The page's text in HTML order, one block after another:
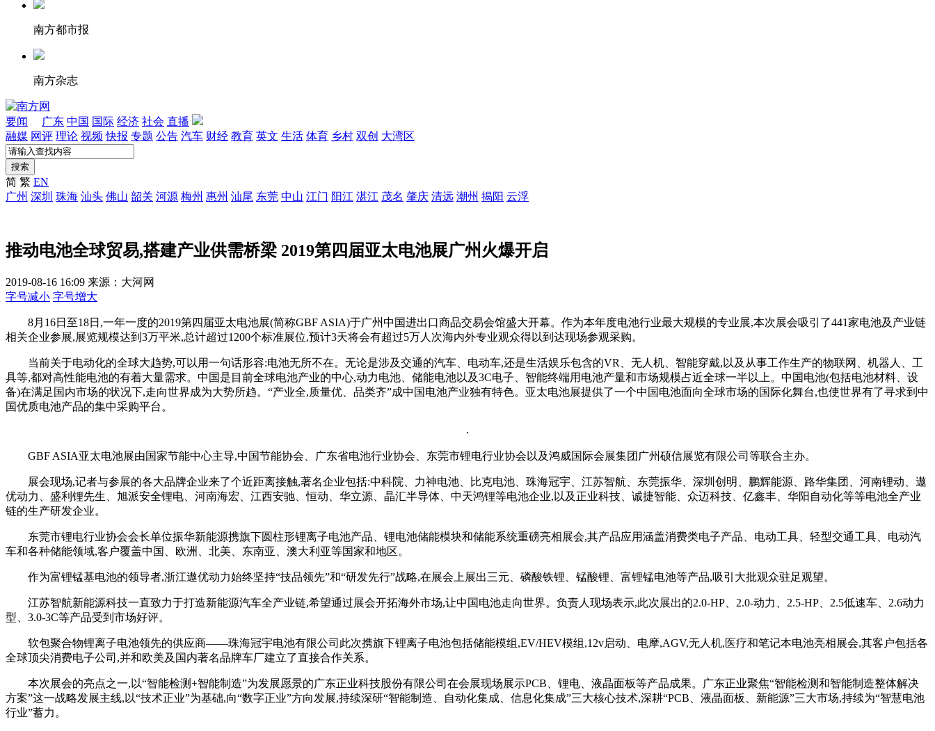
南方都市报
南方杂志
要闻 广东 中国 国际 经济 社会 直播
融媒 网评 理论 视频 快报 专题 公告 汽车 财经 教育 英文 生活 体育 乡村 双创 大湾区
搜索
简 繁 EN
广州 深圳 珠海 汕头 佛山 韶关 河源 梅州 惠州 汕尾 东莞 中山 江门 阳江 湛江 茂名 肇庆 清远 潮州 揭阳 云浮
推动电池全球贸易,搭建产业供需桥梁 2019第四届亚太电池展广州火爆开启
2019-08-16 16:09 来源：大河网
字号减小 字号增大
8月16日至18日,一年一度的2019第四届亚太电池展(简称GBF ASIA)于广州中国进出口商品交易会馆盛大开幕。作为本年度电池行业最大规模的专业展,本次展会吸引了441家电池及产业链
相关企业参展,展览规模达到3万平米,总计超过1200个标准展位,预计3天将会有超过5万人次海内外专业观众得以到达现场参观采购。
当前关于电动化的全球大趋势,可以用一句话形容:电池无所不在。无论是涉及交通的汽车、电动车,还是生活娱乐包含的VR、无人机、智能穿戴,以及从事工作生产的物联网、机器人、工
具等,都对高性能电池的有着大量需求。中国是目前全球电池产业的中心,动力电池、储能电池以及3C电子、智能终端用电池产量和市场规模占近全球一半以上。中国电池(包括电池材料、设
备)在满足国内市场的状况下,走向世界成为大势所趋。“产业全,质量优、品类齐”成中国电池产业独有特色。亚太电池展提供了一个中国电池面向全球市场的国际化舞台,也使世界有了寻求到中
国优质电池产品的集中采购平台。
GBF ASIA亚太电池展由国家节能中心主导,中国节能协会、广东省电池行业协会、东莞市锂电行业协会以及鸿威国际会展集团广州硕信展览有限公司等联合主办。
展会现场,记者与参展的各大品牌企业来了个近距离接触,著名企业包括:中科院、力神电池、比克电池、珠海冠宇、江苏智航、东莞振华、深圳创明、鹏辉能源、路华集团、河南锂动、遨
优动力、盛利锂先生、旭派安全锂电、河南海宏、江西安驰、恒动、华立源、晶汇半导体、中天鸿锂等电池企业,以及正业科技、诚捷智能、众迈科技、亿鑫丰、华阳自动化等等电池全产业
链的生产研发企业。
东莞市锂电行业协会会长单位振华新能源携旗下圆柱形锂离子电池产品、锂电池储能模块和储能系统重磅亮相展会,其产品应用涵盖消费类电子产品、电动工具、轻型交通工具、电动汽
车和各种储能领域,客户覆盖中国、欧洲、北美、东南亚、澳大利亚等国家和地区。
作为富锂锰基电池的领导者,浙江遨优动力始终坚持“技品领先”和“研发先行”战略,在展会上展出三元、磷酸铁锂、锰酸锂、富锂锰电池等产品,吸引大批观众驻足观望。
江苏智航新能源科技一直致力于打造新能源汽车全产业链,希望通过展会开拓海外市场,让中国电池走向世界。负责人现场表示,此次展出的2.0-HP、2.0-动力、2.5-HP、2.5低速车、2.6动力
型、3.0-3C等产品受到市场好评。
软包聚合物锂离子电池领先的供应商——珠海冠宇电池有限公司此次携旗下锂离子电池包括储能模组,EV/HEV模组,12v启动、电摩,AGV,无人机,医疗和笔记本电池亮相展会,其客户包括各
全球顶尖消费电子公司,并和欧美及国内著名品牌车厂建立了直接合作关系。
本次展会的亮点之一,以“智能检测+智能制造”为发展愿景的广东正业科技股份有限公司在会展现场展示PCB、锂电、液晶面板等产品成果。广东正业聚焦“智能检测和智能制造整体解决
方案”这一战略发展主线,以“技术正业”为基础,向“数字正业”方向发展,持续深研“智能制造、自动化集成、信息化集成”三大核心技术,深耕“PCB、液晶面板、新能源”三大市场,持续为“智慧电池
行业”蓄力。